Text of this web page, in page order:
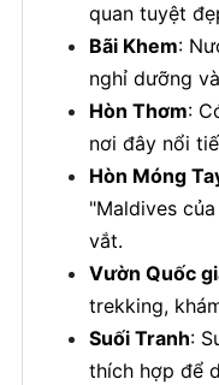
quan tuyệt
Bãi Khem:
nghỉ dưỡng
Hòn Thơm:
nơi đây nổi
Hòn Móng
"Maldives
vắt.
Vườn Quốc
trekking,
Suối Tranh:
thích hợp để